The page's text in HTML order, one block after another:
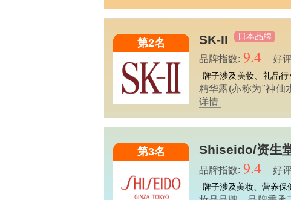
第2名 SK-II 日本品牌
品牌指数: 9.4 好
牌子涉及美妆、礼品行
精华露(亦称为"神仙
详情
第3名 Shiseido/资生
品牌指数: 9.4 好
牌子涉及美妆、营养保